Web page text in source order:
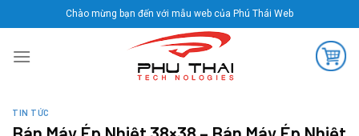
to
content
Chào mừng bạn đến với mẫu web của Phú Thái Web
TIN TỨC